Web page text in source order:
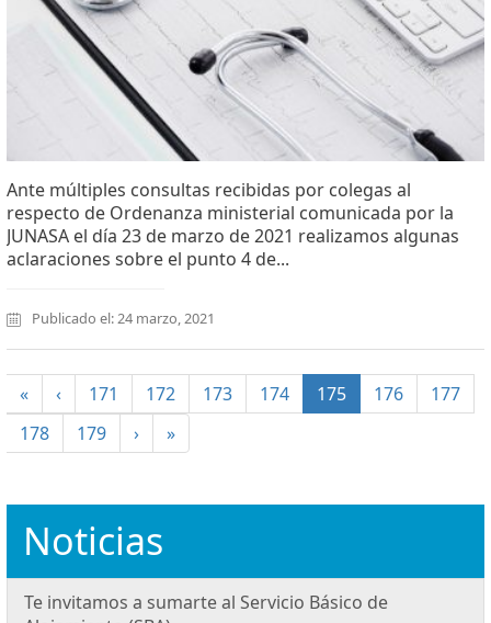
Ante múltiples consultas recibidas por colegas al
respecto de Ordenanza ministerial comunicada por la
JUNASA el día 23 de marzo de 2021 realizamos algunas
aclaraciones sobre el punto 4 de...
Publicado el: 24 marzo, 2021
« ‹ 171 172 173 174 175(current)
176
177
178
179 › »
Noticias
Te invitamos a sumarte al Servicio Básico de